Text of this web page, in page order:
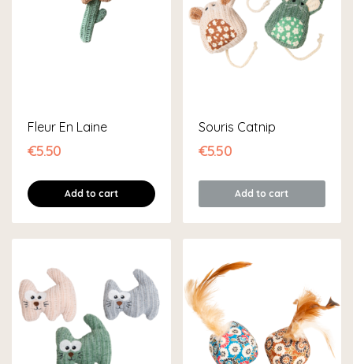
Fleur En Laine
€5.50
Add to cart
Souris Catnip
€5.50
Add to cart